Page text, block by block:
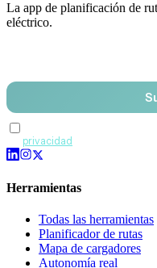
La app de planificación de
eléctrico.
privacidad
Herramientas
Todas las herramientas
Planificador de rutas
Mapa de cargadores
Autonomía real